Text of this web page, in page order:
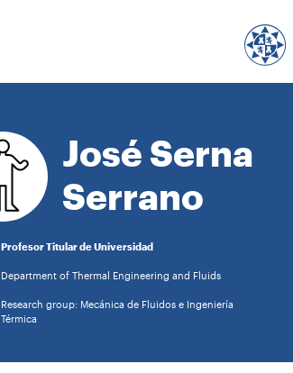
José Serna
Serrano
Profesor Titular de Universidad
Department of Thermal Engineering and Fluids
Research group: Mecánica de Fluidos e Ingeniería
Térmica